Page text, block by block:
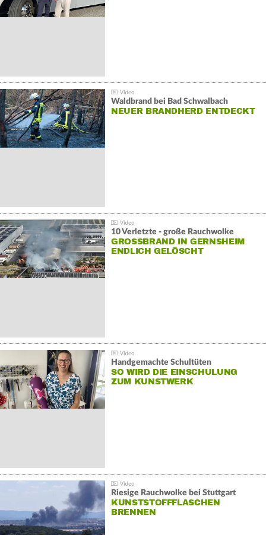
Waldbrand bei Bad Schwalbach
NEUER BRANDHERD ENTDECKT
10 Verletzte - große Rauchwolke
GROSSBRAND IN GERNSHEIM E
NDLICH GELÖSCHT
Handgemachte Schultüten
SO WIRD DIE EINSCHULUNG
ZUM KUNSTWERK
Riesige Rauchwolke bei Stuttgart
KUNSTSTOFFFLASCHEN
BRENNEN